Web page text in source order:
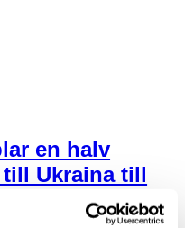
en halv
Ukraina till
Chilò